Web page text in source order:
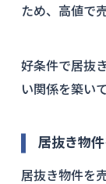
ため、高値で
好条件で居抜
い関係を築い
居抜き物
居抜き物件を